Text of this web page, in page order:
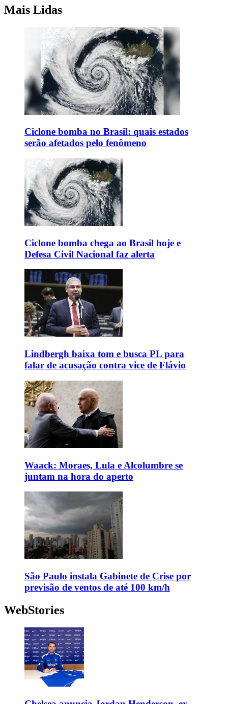
Mais Lidas
Ciclone bomba no Brasil: quais estados
serão afetados pelo fenômeno
Ciclone bomba chega ao Brasil hoje e
Defesa Civil Nacional faz alerta
Lindbergh baixa tom e busca PL para
falar de acusação contra vice de Flávio
Waack: Moraes, Lula e Alcolumbre se
juntam na hora do aperto
São Paulo instala Gabinete de Crise por
previsão de ventos de até 100 km/h
WebStories